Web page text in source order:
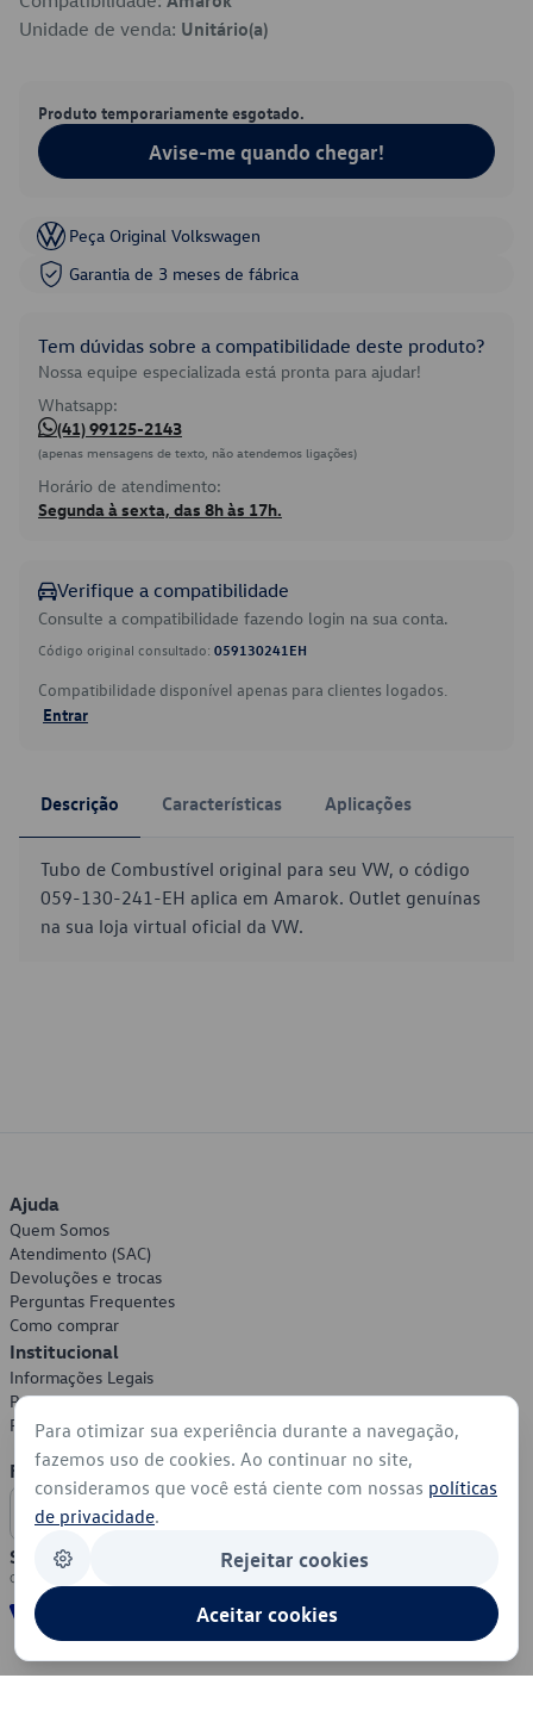
Unidade de venda: Unitário(a)
Produto temporariamente esgotado.
Avise-me quando chegar!
Peça Original Volkswagen
Garantia de 3 meses de fábrica
Tem dúvidas sobre a compatibilidade deste produto?
Nossa equipe especializada está pronta para ajudar!
Whatsapp:
(41) 99125-2143
(apenas mensagens de texto, não atendemos ligações)
Horário de atendimento:
Segunda à sexta, das 8h às 17h.
Verifique a compatibilidade
Consulte a compatibilidade fazendo login na sua conta.
Código original consultado: 059130241EH
Compatibilidade disponível apenas para clientes logados.
Entrar
Descrição Características Aplicações
Tubo de Combustível original para seu VW, o código
059-130-241-EH aplica em Amarok. Outlet genuínas
na sua loja virtual oficial da VW.
Ajuda
Quem Somos
Atendimento (SAC)
Devoluções e trocas
Perguntas Frequentes
Como comprar
Institucional
Informações Legais
Política de Privacidade
Política de Cookies
Formas de Pagamento
Segurança
Para otimizar sua experiência durante a navegação,
fazemos uso de cookies. Ao continuar no site,
consideramos que você está ciente com nossas políticas
de privacidade.
Rejeitar cookies
Aceitar cookies